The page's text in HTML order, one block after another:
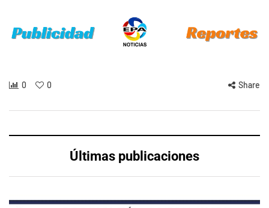
0 0 Share
Últimas publicaciones